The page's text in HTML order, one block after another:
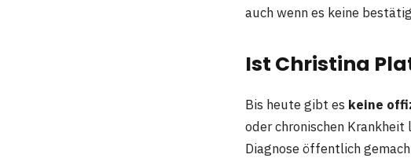
auch wenn es keine
Ist Christina
Bis heute gibt es keine
oder chronischen
Diagnose öffentlich